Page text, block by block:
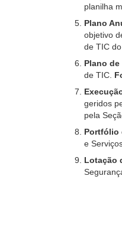
planilha
Plano
objetivo
de TIC
Plano
de TIC.
geridos
pela
Portfólio
e
Lotação